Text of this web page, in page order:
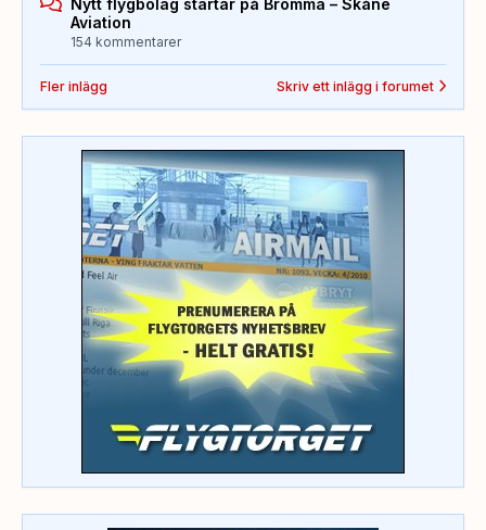
Aviation
154 kommentarer
Fler inlägg Skriv ett inlägg i forumet